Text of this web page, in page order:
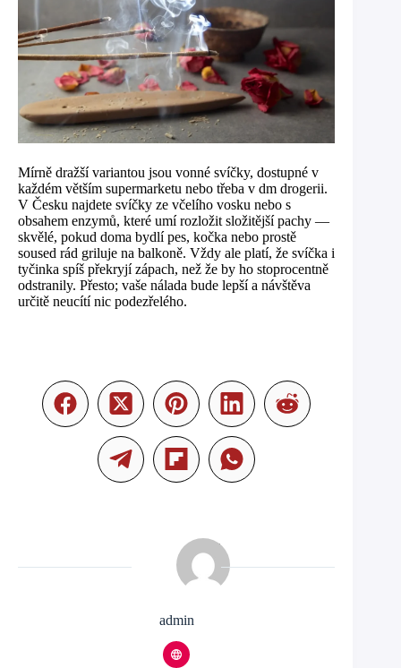
Mírně dražší variantou jsou vonné svíčky, dostupné v
každém větším supermarketu nebo třeba v dm drogerii.
V Česku najdete svíčky ze včelího vosku nebo s
obsahem enzymů, které umí rozložit složitější pachy —
skvělé, pokud doma bydlí pes, kočka nebo prostě
soused rád griluje na balkoně. Vždy ale platí, že svíčka i
tyčinka spíš překryjí zápach, než že by ho stoprocentně
odstranily. Přesto; vaše nálada bude lepší a návštěva
určitě neucítí nic podezřelého.
admin